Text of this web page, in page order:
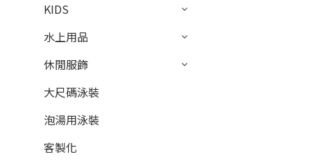
KIDS
水上用品
休閒服飾
大尺碼泳裝
泡湯用泳裝
客製化